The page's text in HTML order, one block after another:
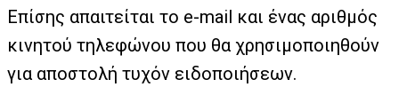
Επίσης απαιτείται το e-mail και ένας αριθμός
κινητού τηλεφώνου που θα χρησιμοποιηθούν
για αποστολή τυχόν ειδοποιήσεων.